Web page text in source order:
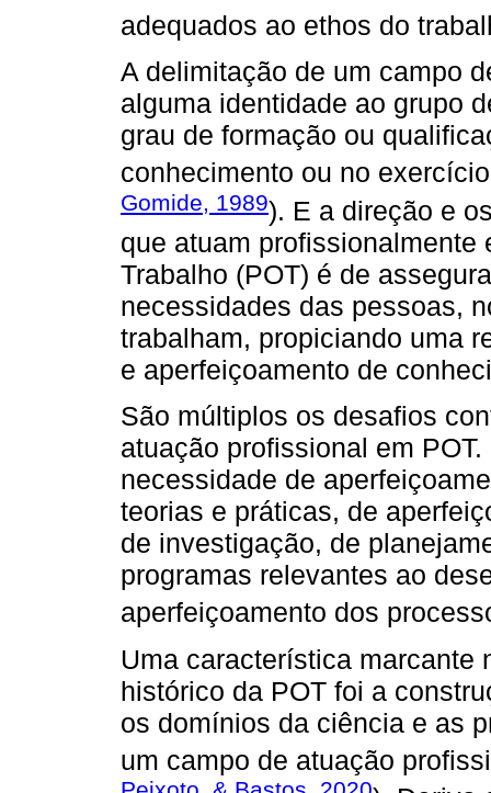
adequados ao ethos do
A delimitação de um campo
alguma identidade ao grupo
grau de formação ou
conhecimento ou no
Gomide, 1989). E a direção e
que atuam
Trabalho (POT) é de
necessidades das pessoas,
trabalham, propiciando uma
e aperfeiçoamento de
São múltiplos os desafios
atuação profissional em
necessidade de
teorias e práticas, de
de investigação, de
programas relevantes ao
aperfeiçoamento dos
Uma característica marcante
histórico da POT foi a
os domínios da ciência e as
um campo de atuação